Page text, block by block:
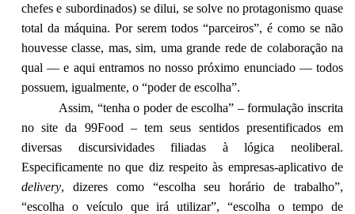
chefes e subordinados) se dilui, se solve no protagonismo quase
total da máquina. Por serem todos “parceiros”, é como se não
houvesse classe, mas, sim, uma grande rede de colaboração na
qual — e aqui entramos no nosso próximo enunciado — todos
possuem, igualmente, o “poder de escolha”.
Assim, “tenha o poder de escolha” – formulação inscrita
no site da 99Food – tem seus sentidos presentificados em
diversas discursividades filiadas à lógica neoliberal.
Especificamente no que diz respeito às empresas-aplicativo de
delivery, dizeres como “escolha seu horário de trabalho”,
“escolha o veículo que irá utilizar”, “escolha o tempo de